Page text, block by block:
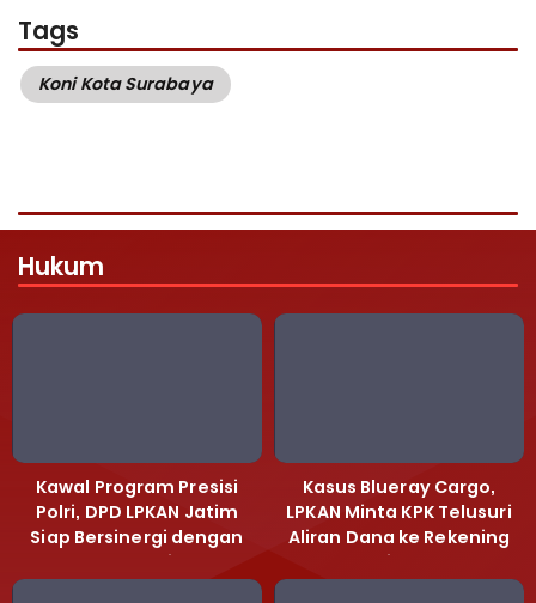
Tags
Koni Kota Surabaya
Hukum
Kawal Program Presisi
Polri, DPD LPKAN Jatim
Siap Bersinergi dengan
Polda Jatim
Kasus Blueray Cargo,
LPKAN Minta KPK Telusuri
Aliran Dana ke Rekening
Heri Black